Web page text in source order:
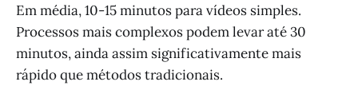
Em média, 10-15 minutos para vídeos simples.
Processos mais complexos podem levar até 30
minutos, ainda assim significativamente mais
rápido que métodos tradicionais.